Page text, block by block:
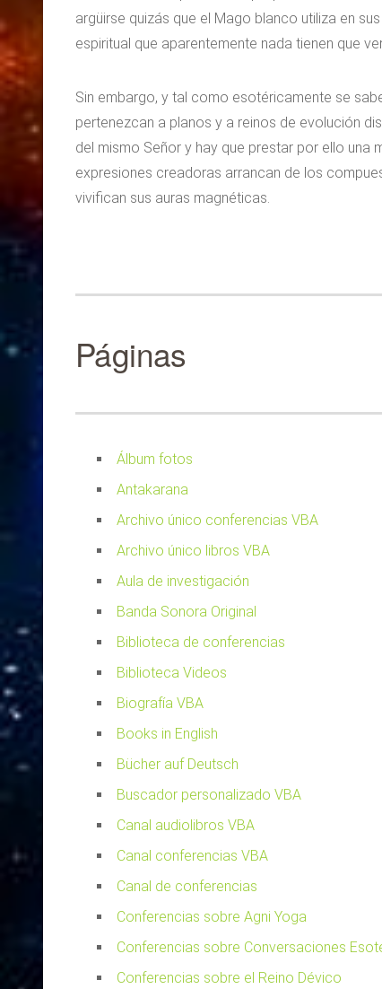
argüirse quizás que el Mago blanco utiliza en
espiritual que aparentemente nada tienen que
Sin embargo, y tal como esotéricamente se
pertenezcan a planos y a reinos de evolución
del mismo Señor y hay que prestar por ello una
expresiones creadoras arrancan de los
vivifican sus auras magnéticas.
Páginas
Álbum fotos
Antakarana
Archivo único conferencias VBA
Archivo único libros VBA
Aula de investigación
Banda Sonora Original
Biblioteca de conferencias
Biblioteca Videos
Biografía VBA
Books in English
Bücher auf Deutsch
Buscador personalizado VBA
Canal audiolibros VBA
Canal conferencias VBA
Canal de conferencias
Conferencias sobre Agni Yoga
Conferencias sobre Conversaciones
Conferencias sobre el Reino Dévico